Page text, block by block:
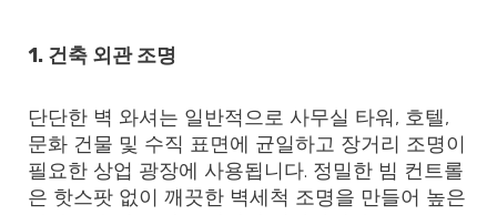
1. 건축 외관 조명
단단한 벽 와셔는 일반적으로 사무실 타워, 호텔,
문화 건물 및 수직 표면에 균일하고 장거리 조명이
필요한 상업 광장에 사용됩니다. 정밀한 빔 컨트롤
은 핫스팟 없이 깨끗한 벽세척 조명을 만들어 높은